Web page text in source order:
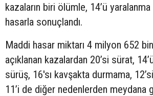
kazaların biri ölümle, 14’ü
hasarla sonuçlandı.
Maddi hasar miktarı 4 milyon 652
açıklanan kazalardan 20’si sürat,
sürüş, 16'sı kavşakta durmama,
11’i de diğer nedenlerden meydana